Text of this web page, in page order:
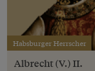
Habsburger Herrscher
Albrecht (V.) II.